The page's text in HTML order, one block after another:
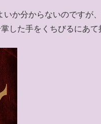
いか分からないのです
した手をくちびるにあて